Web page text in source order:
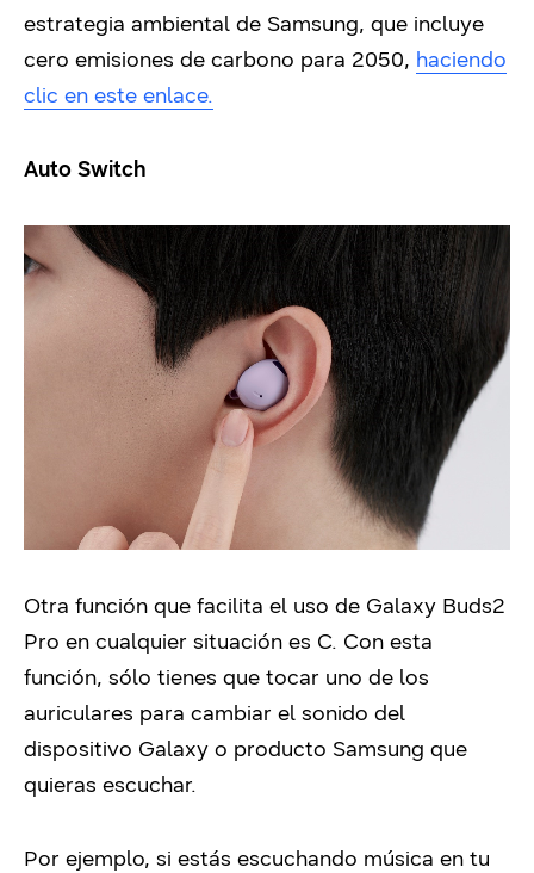
estrategia ambiental de Samsung, que incluye
cero emisiones de carbono para 2050, haciendo
clic en este enlace.
Auto Switch
Otra función que facilita el uso de Galaxy Buds2
Pro en cualquier situación es C. Con esta
función, sólo tienes que tocar uno de los
auriculares para cambiar el sonido del
dispositivo Galaxy o producto Samsung que
quieras escuchar.
Por ejemplo, si estás escuchando música en tu